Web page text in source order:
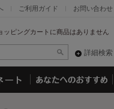
お問い合わせ
ご利用ガイド
ッピングカートに商品はありません
詳細検索